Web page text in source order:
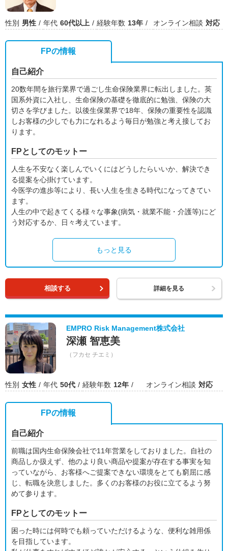
性別 男性 年代 60代以上 経験年数 13年 オンライン相談 対応
FPの情報
自己紹介
20数年間を旅行業界で過ごし生命保険業界に転出しました。英
国系外資に入社し、生命保険の基礎を徹底的に勉強、保険の大
切さを学びました。以後生保業界で18年、保険の重要性を認識
しお客様の少しでも力になれるよう毎日が勉強と考え接してお
ります。
FPとしてのモットー
人生を不安なく楽しんでいくにはどうしたらいいか、解決でき
る提案を心掛けています。
今医学の進歩等により、長い人生を生きる時代になってきてい
ます。
人生の中で起きてくる様々な事象(病気・就業不能・介護等)にど
う対応するか、日々考えています。
もっと見る
相談する 詳細を見る
EMPRO Risk Management株式会社
深瀬 智恵美
（フカセ チエミ）
性別 女性 年代 50代 経験年数 12年 オンライン相談 対応
FPの情報
自己紹介
前職は国内生命保険会社で11年営業をしておりました。自社の
商品しか扱えず、他のより良い商品や提案が存在する事実を知
っていながら、お客様へご提案できない環境をとても窮屈に感
じ、転職を決意しました。多くのお客様のお役に立てるよう努
めて参ります。
FPとしてのモットー
困った時には何時でも頼っていただけるような、便利な雑用係
を目指しています。